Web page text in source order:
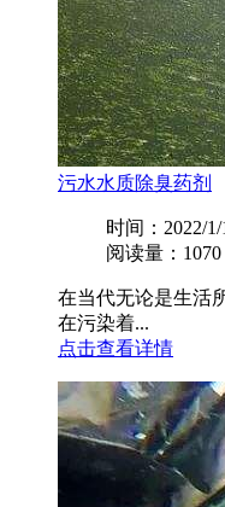
污水水质除臭药剂
时间：2022/1/
阅读量：1070
在当代无论是生活
在污染着...
点击查看详情